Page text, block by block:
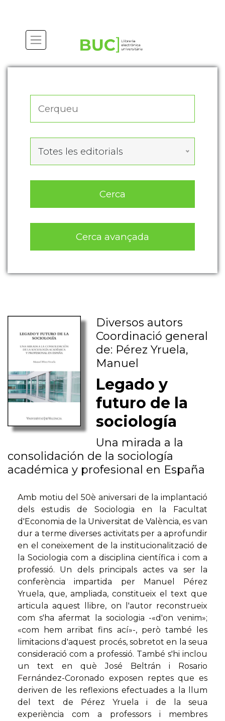
Totes les editorials
Cerca
Cerca avançada
Diversos autors
Coordinació general
de: Pérez Yruela,
Manuel
Legado y
futuro de la
sociología
Una mirada a la
consolidación de la sociología
académica y profesional en España
Amb motiu del 50è aniversari de la implantació
dels estudis de Sociologia en la Facultat
d'Economia de la Universitat de València, es van
dur a terme diverses activitats per a aprofundir
en el coneixement de la institucionalització de
la Sociologia com a disciplina científica i com a
professió. Un dels principals actes va ser la
conferència impartida per Manuel Pérez
Yruela, que, ampliada, constitueix el text que
articula aquest llibre, on l'autor reconstrueix
com s'ha afermat la sociologia -«d'on venim»;
«com hem arribat fins ací»-, però també les
limitacions d'aquest procés, sobretot en la seua
consideració com a professió. També s'hi inclou
un text en què José Beltrán i Rosario
Fernández-Coronado exposen reptes que es
deriven de les reflexions efectuades a la llum
del text de Pérez Yruela i de la seua
experiència com a professors i membres